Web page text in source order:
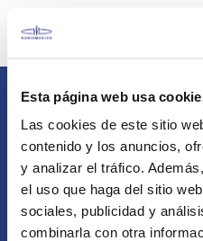
Esta página web usa
Las cookies de este sitio
contenido y los anuncios,
y analizar el tráfico.
el uso que haga del sitio
sociales, publicidad y
combinarla con otra
Atención Postventa
+51 958418476
+51 977624112